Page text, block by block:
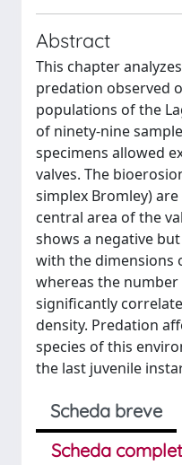
Abstract
This chapter
predation observed
populations of the
of ninety-nine
specimens allowed
valves. The
simplex Bromley)
central area of the
shows a negative
with the dimensions
whereas the
significantly
density. Predation
species of this
the last juvenile
Scheda breve
Scheda